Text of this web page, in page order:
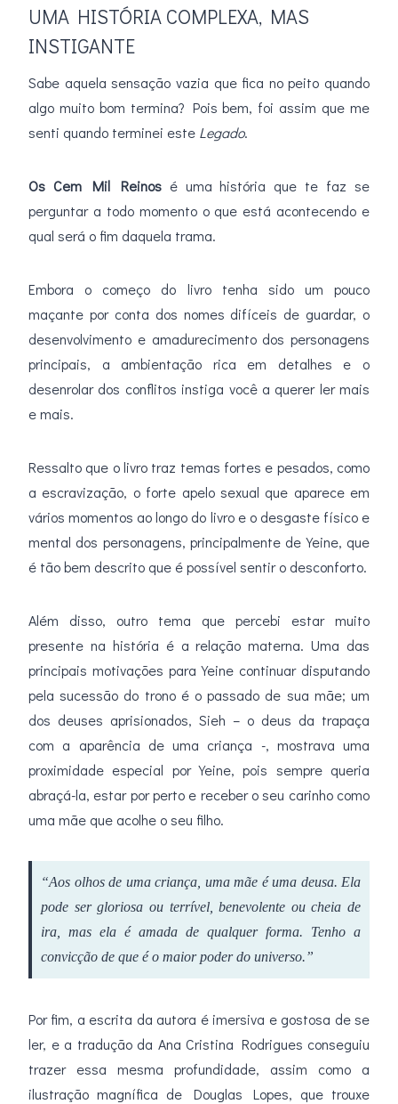
UMA HISTÓRIA COMPLEXA, MAS
INSTIGANTE
Sabe aquela sensação vazia que fica no peito quando
algo muito bom termina? Pois bem, foi assim que me
senti quando terminei este Legado.
Os Cem Mil Reinosé uma história que te faz se
perguntar a todo momento o que está acontecendo e
qual será o fim daquela trama.
Embora o começo do livro tenha sido um pouco
maçante por conta dos nomes difíceis de guardar, o
desenvolvimento e amadurecimento dos personagens
principais, a ambientação rica em detalhes e o
desenrolar dos conflitos instiga você a querer ler mais
e mais.
Ressalto que o livro traz temas fortes e pesados, como
a escravização, o forte apelo sexual que aparece em
vários momentos ao longo do livro e o desgaste físico e
mental dos personagens, principalmente de Yeine, que
é tão bem descrito que é possível sentir o desconforto.
Além disso, outro tema que percebi estar muito
presente na história é a relação materna. Uma das
principais motivações para Yeine continuar disputando
pela sucessão do trono é o passado de sua mãe; um
dos deuses aprisionados, Sieh – o deus da trapaça
com a aparência de uma criança -, mostrava uma
proximidade especial por Yeine, pois sempre queria
abraçá-la, estar por perto e receber o seu carinho como
uma mãe que acolhe o seu filho.
“Aos olhos de uma criança, uma mãe é uma deusa. Ela
pode ser gloriosa ou terrível, benevolente ou cheia de
ira, mas ela é amada de qualquer forma. Tenho a
convicção de que é o maior poder do universo.”
Por fim, a escrita da autora é imersiva e gostosa de se
ler, e a tradução da Ana Cristina Rodrigues conseguiu
trazer essa mesma profundidade, assim como a
ilustração magnífica de Douglas Lopes, que trouxe